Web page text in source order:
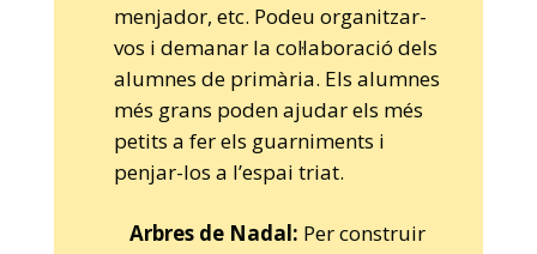
menjador, etc. Podeu organitzar-
vos i demanar la col·laboració dels
alumnes de primària. Els alumnes
més grans poden ajudar els més
petits a fer els guarniments i
penjar-los a l’espai triat.
Arbres de Nadal: Per construir